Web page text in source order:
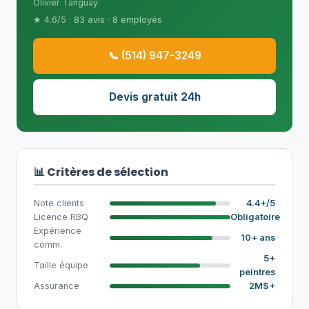
Olivier Tanguay
★ 4.6/5 · 83 avis · 8 employés
📞 (514) 947-3249
Devis gratuit 24h
📊 Critères de sélection
Note clients
4.4+/5
Licence RBQ
Obligatoire
Expérience
comm.
10+ ans
Taille équipe
5+
peintres
Assurance
2M$+